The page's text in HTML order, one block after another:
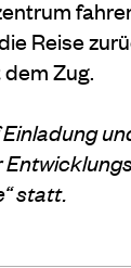
Reise
Zug.
statt.